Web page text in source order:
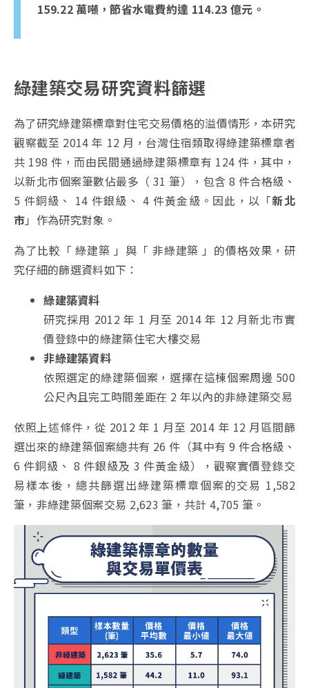
159.22 萬噸，節省水電費約達 114.23 億元。
綠建築交易研究資料篩選
為了研究綠建築標章對住宅交易價格的溢價情形，本研究
觀察截至 2014 年 12 月，台灣住宿類取得綠建築標章者
共 198 件，而由民間通過綠建築標章有 124 件，其中，
以新北市個案筆數佔最多（ 31 筆），包含 8 件合格級、
5 件銅級、 14 件銀級、 4 件黃金級。因此，以「新北
市」作為研究對象。
為了比較「 綠建築 」與「 非綠建築 」的價格效果，研
究仔細的篩選資料如下：
綠建築資料
研究採用 2012 年 1 月至 2014 年 12 月新北市實
價登錄中的綠建築住宅大樓交易
非綠建築資料
依照選定的綠建築個案，選擇在這棟個案周邊 500
公尺內且完工時間差距在 2 年以內的非綠建築交易
依照上述條件，從 2012 年 1 月至 2014 年 12 月區間篩
選出來的綠建築個案總共有 26 件（其中有 9 件合格級、
6 件銅級、 8 件銀級及 3 件黃金級），觀察實價登錄交
易樣本後，總共篩選出綠建築標章個案的交易 1,582
筆，非綠建築個案交易 2,623 筆，共計 4,705 筆。